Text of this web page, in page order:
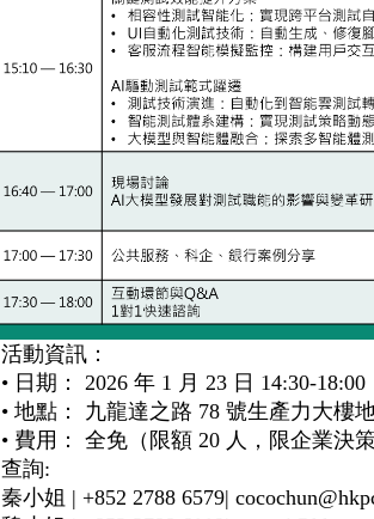
活動資訊：
• 日期： 2026 年 1 月 23 日 14:30-18:00
• 地點： 九龍達之路 78 號生產力大樓
• 費用： 全免（限額 20 人，限企業決
查詢:
秦小姐 | +852 2788 6579|